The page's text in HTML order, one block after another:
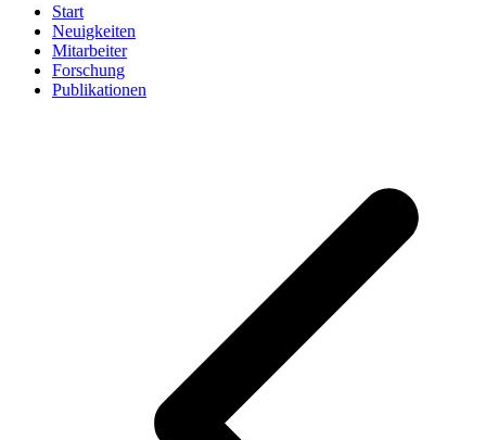
Start
Neuigkeiten
Mitarbeiter
Forschung
Publikationen